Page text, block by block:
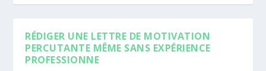
RÉDIGER UNE LETTRE DE MOTIVATION
PERCUTANTE MÊME SANS EXPÉRIENCE
PROFESSIONNE